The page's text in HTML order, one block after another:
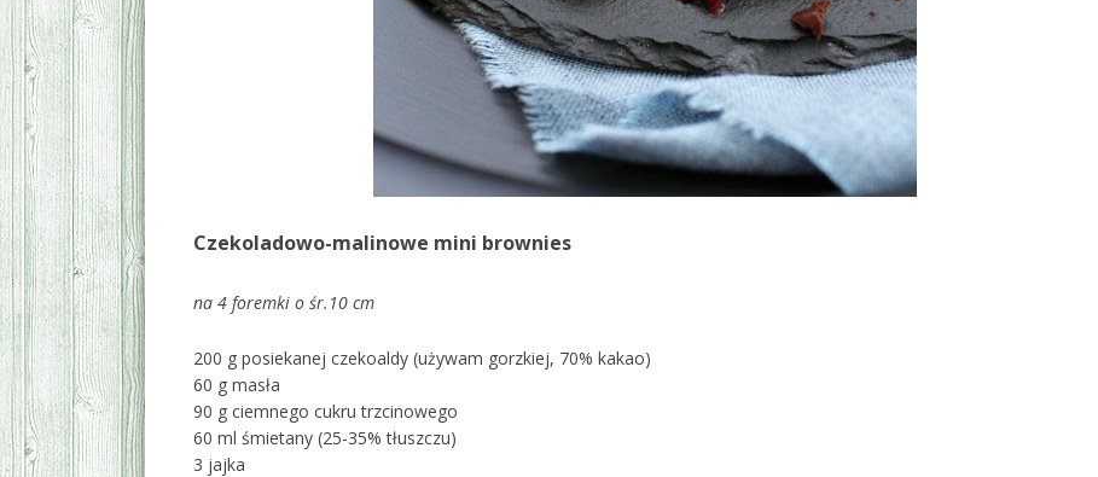
Czekoladowo-malinowe mini brownies
na 4 foremki o śr.10 cm
200 g posiekanej czekoaldy (używam gorzkiej, 70% kakao)
60 g masła
90 g ciemnego cukru trzcinowego
60 ml śmietany (25-35% tłuszczu)
3 jajka